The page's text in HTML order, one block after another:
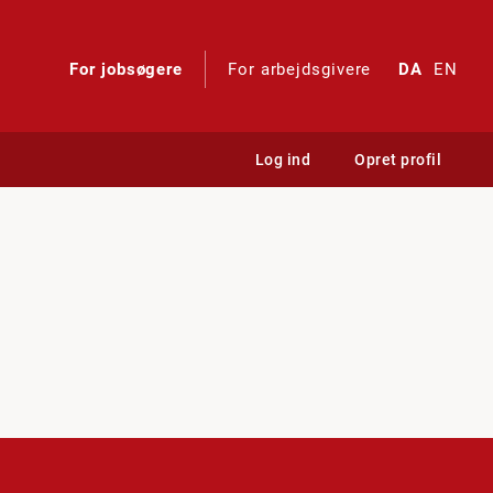
For jobsøgere For arbejdsgivere DA EN
Log ind Opret profil